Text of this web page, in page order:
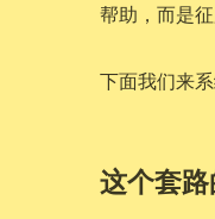
帮助，而是征
下面我们来
这个套